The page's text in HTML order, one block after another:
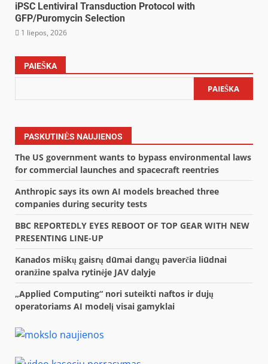
iPSC Lentiviral Transduction Protocol with
GFP/Puromycin Selection
1 liepos, 2026
PAIEŠKA
PAIEŠKA
PASKUTINĖS NAUJIENOS
The US government wants to bypass environmental laws
for commercial launches and spacecraft reentries
Anthropic says its own AI models breached three
companies during security tests
BBC REPORTEDLY EYES REBOOT OF TOP GEAR WITH NEW
PRESENTING LINE-UP
Kanados miškų gaisrų dūmai dangų paverčia liūdnai
oranžine spalva rytinėje JAV dalyje
„Applied Computing“ nori suteikti naftos ir dujų
operatoriams AI modelį visai gamyklai